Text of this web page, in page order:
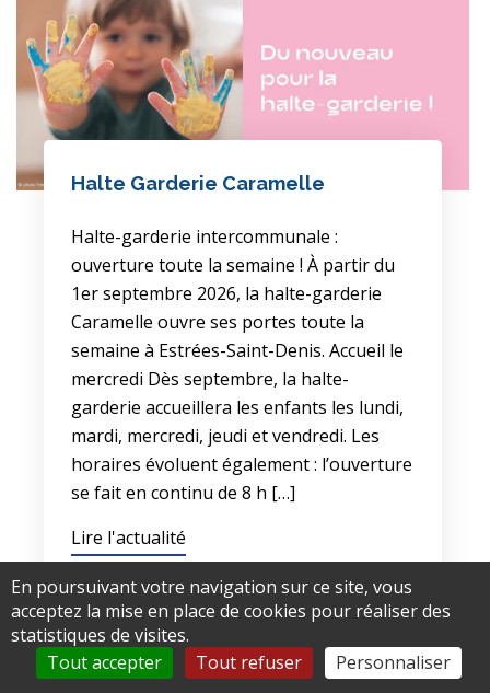
Halte Garderie Caramelle
Halte-garderie intercommunale :
ouverture toute la semaine ! À partir du
1er septembre 2026, la halte-garderie
Caramelle ouvre ses portes toute la
semaine à Estrées-Saint-Denis. Accueil le
mercredi Dès septembre, la halte-
garderie accueillera les enfants les lundi,
mardi, mercredi, jeudi et vendredi. Les
horaires évoluent également : l’ouverture
se fait en continu de 8 h […]
Lire l'actualité
En poursuivant votre navigation sur ce site, vous
acceptez la mise en place de cookies pour réaliser des
statistiques de visites.
Tout accepter
Tout refuser Personnaliser